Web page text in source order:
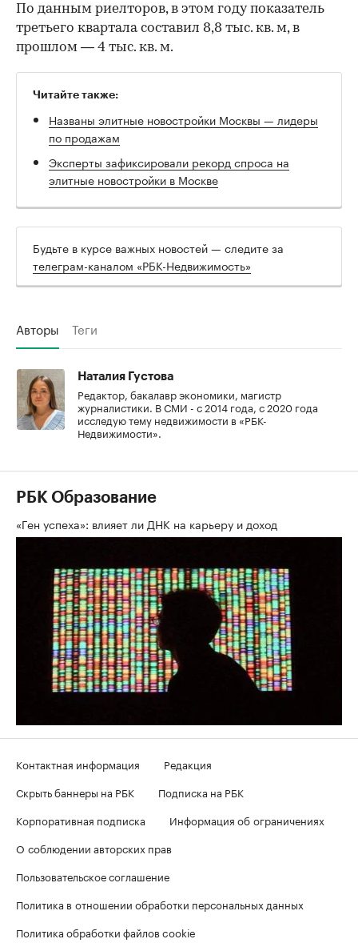
По данным риелторов, в этом году показатель
третьего квартала составил 8,8 тыс. кв. м, в
прошлом — 4 тыс. кв. м.
Читайте также:
Названы элитные новостройки Москвы — лидеры
по продажам
Эксперты зафиксировали рекорд спроса на
элитные новостройки в Москве
Будьте в курсе важных новостей — следите за
телеграм-каналом «РБК-Недвижимость»
Авторы Теги
Наталия Густова
Редактор, бакалавр экономики, магистр
журналистики. В СМИ - с 2014 года, с 2020 года
исследую тему недвижимости в «РБК-
Недвижимости».
РБК Образование
«Ген успеха»: влияет ли ДНК на карьеру и доход
Контактная информация
Редакция
Скрыть баннеры на РБК
Подписка на РБК
Корпоративная подписка
Информация об ограничениях
О соблюдении авторских прав
Пользовательское соглашение
Политика в отношении обработки персональных данных
Политика обработки файлов cookie